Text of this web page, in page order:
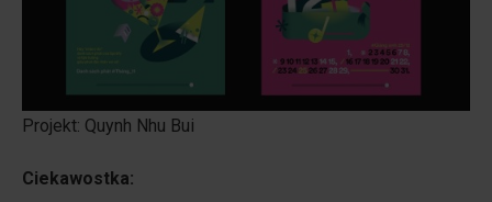
Projekt: Quynh Nhu Bui
Ciekawostka: